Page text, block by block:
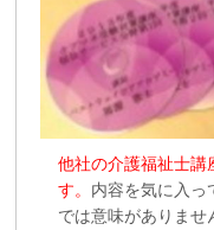
他社の介護福祉士講
す。 内容を気に入っ
では意味がありませ